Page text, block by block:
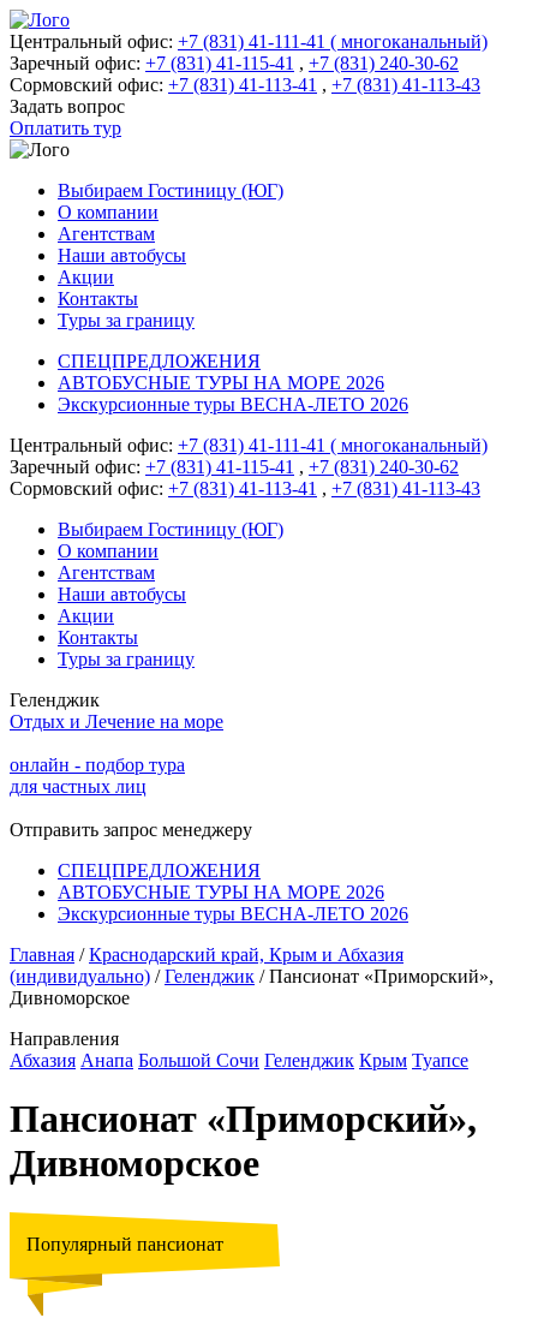
Центральный офис: +7 (831) 41-111-41 ( многоканальный)
Заречный офис: +7 (831) 41-115-41 , +7 (831) 240-30-62
Сормовский офис: +7 (831) 41-113-41 , +7 (831) 41-113-43
Задать вопрос
Оплатить тур
Выбираем Гостиницу (ЮГ)
О компании
Агентствам
Наши автобусы
Акции
Контакты
Туры за границу
СПЕЦПРЕДЛОЖЕНИЯ
АВТОБУСНЫЕ ТУРЫ НА МОРЕ 2026
Экскурсионные туры ВЕСНА-ЛЕТО 2026
Центральный офис: +7 (831) 41-111-41 ( многоканальный)
Заречный офис: +7 (831) 41-115-41 , +7 (831) 240-30-62
Сормовский офис: +7 (831) 41-113-41 , +7 (831) 41-113-43
Выбираем Гостиницу (ЮГ)
О компании
Агентствам
Наши автобусы
Акции
Контакты
Туры за границу
Геленджик
Отдых и Лечение на море
онлайн - подбор тура
для частных лиц
Отправить запрос менеджеру
СПЕЦПРЕДЛОЖЕНИЯ
АВТОБУСНЫЕ ТУРЫ НА МОРЕ 2026
Экскурсионные туры ВЕСНА-ЛЕТО 2026
Главная /Краснодарский край, Крым и Абхазия
(индивидуально) /Геленджик /Пансионат «Приморский»,
Дивноморское
Направления
Абхазия Анапа Большой Сочи Геленджик Крым Туапсе
Пансионат «Приморский»,
Дивноморское
Популярный пансионат